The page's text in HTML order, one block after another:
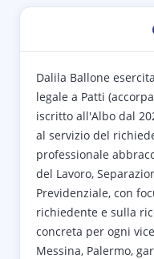
Dalila Ballone
legale a Patti
iscritto all'Albo dal
al servizio del
professionale
del Lavoro,
Previdenziale, con
richiedente e sulla
concreta per ogni
Messina, Palermo,